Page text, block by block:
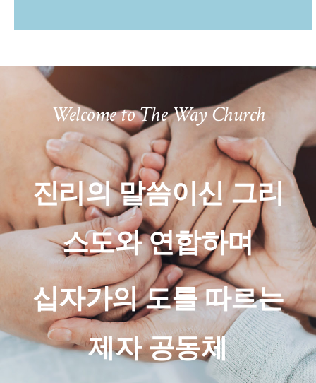
Welcome to The Way Church
진리의 말씀이신 그리
스도와 연합하며
십자가의 도를 따르는
제자 공동체